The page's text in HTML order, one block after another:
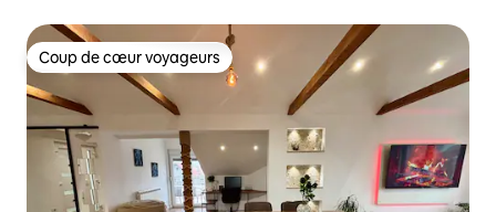
Coup de cœur voyageurs
Coup de cœur voyageurs